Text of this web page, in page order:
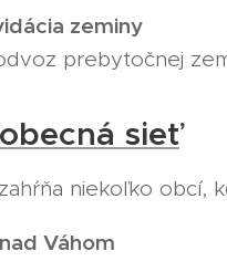
zeminy
prebytočnej
sieť
niekoľko obcí,
Váhom